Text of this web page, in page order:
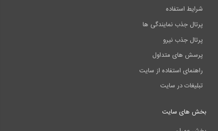
شرایط استفاده
پرتال جذب نمایندگی ها
پرتال جذب نیرو
پرسش های متداول
راهنمای استفاده از سایت
تبلیغات در سایت
بخش های سایت